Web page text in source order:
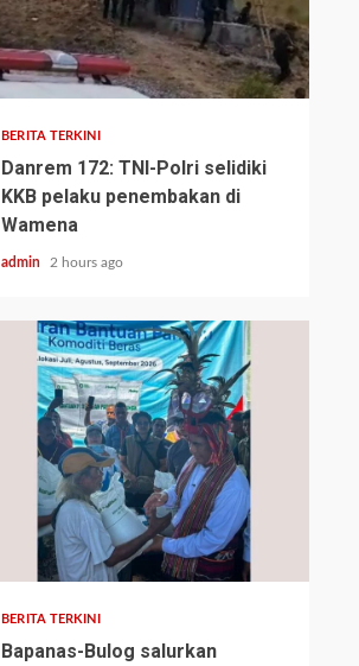
BERITA TERKINI
Danrem 172: TNI-Polri selidiki
KKB pelaku penembakan di
Wamena
admin 2 hours ago
BERITA TERKINI
Bapanas-Bulog salurkan